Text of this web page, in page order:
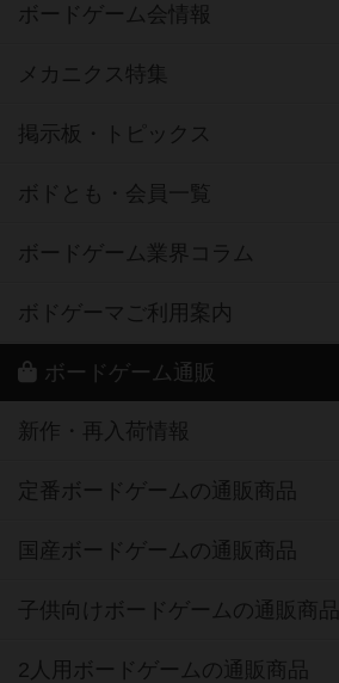
ボードゲーム会情報
メカニクス特集
掲示板・トピックス
ボドとも・会員一覧
ボードゲーム業界コラム
ボドゲーマご利用案内
ボードゲーム通販
新作・再入荷情報
定番ボードゲームの通販商品
国産ボードゲームの通販商品
子供向けボードゲームの通販商品
2人用ボードゲームの通販商品